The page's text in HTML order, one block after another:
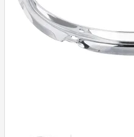
Dárkové předměty